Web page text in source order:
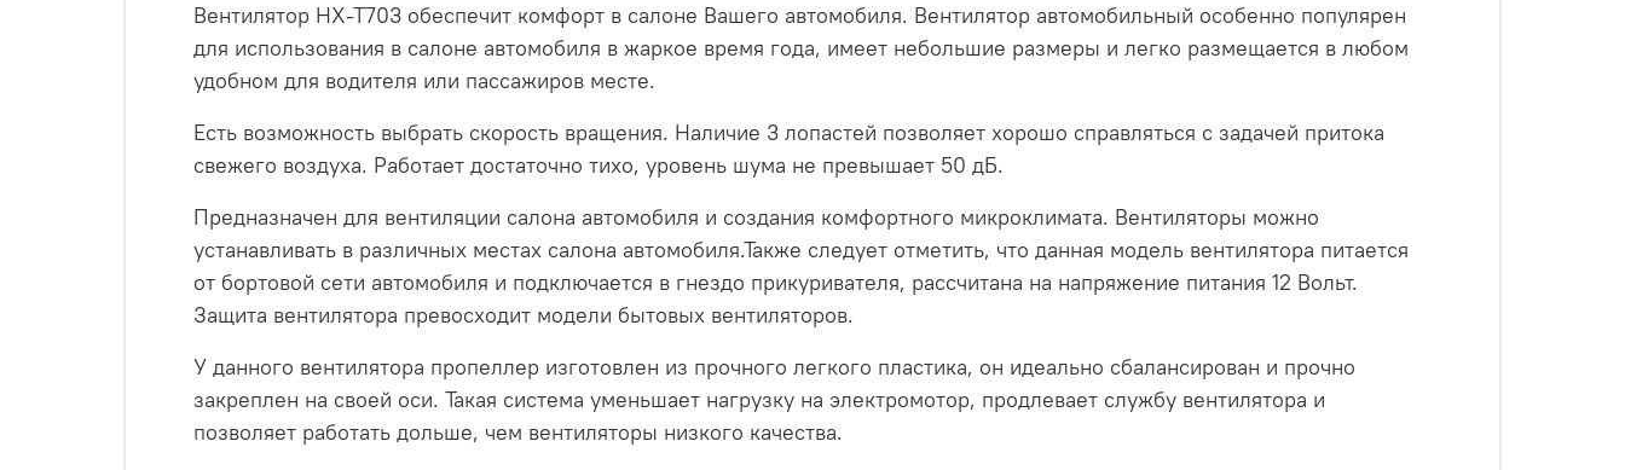
Вентилятор HX-T703 обеспечит комфорт в салоне Вашего автомобиля. Вентилятор автомобильный особенно популярен
для использования в салоне автомобиля в жаркое время года, имеет небольшие размеры и легко размещается в любом
удобном для водителя или пассажиров месте.
Есть возможность выбрать скорость вращения. Наличие 3 лопастей позволяет хорошо справляться с задачей притока
свежего воздуха. Работает достаточно тихо, уровень шума не превышает 50 дБ.
Предназначен для вентиляции салона автомобиля и создания комфортного микроклимата. Вентиляторы можно
устанавливать в различных местах салона автомобиля.Также следует отметить, что данная модель вентилятора питается
от бортовой сети автомобиля и подключается в гнездо прикуривателя, рассчитана на напряжение питания 12 Вольт.
Защита вентилятора превосходит модели бытовых вентиляторов.
У данного вентилятора пропеллер изготовлен из прочного легкого пластика, он идеально сбалансирован и прочно
закреплен на своей оси. Такая система уменьшает нагрузку на электромотор, продлевает службу вентилятора и
позволяет работать дольше, чем вентиляторы низкого качества.